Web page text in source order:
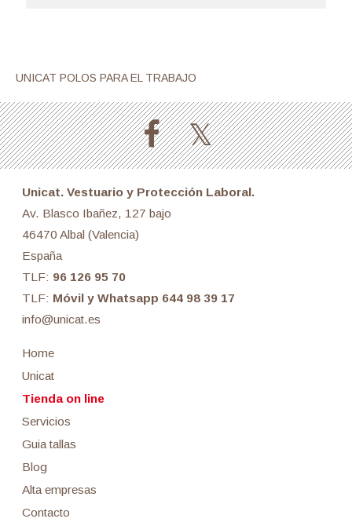
UNICAT POLOS PARA EL TRABAJO
Unicat. Vestuario y Protección Laboral.
Av. Blasco Ibañez, 127 bajo
46470 Albal (Valencia)
España
TLF: 96 126 95 70
TLF: Móvil y Whatsapp 644 98 39 17
info@unicat.es
Home
Unicat
Tienda on line
Servicios
Guia tallas
Blog
Alta empresas
Contacto